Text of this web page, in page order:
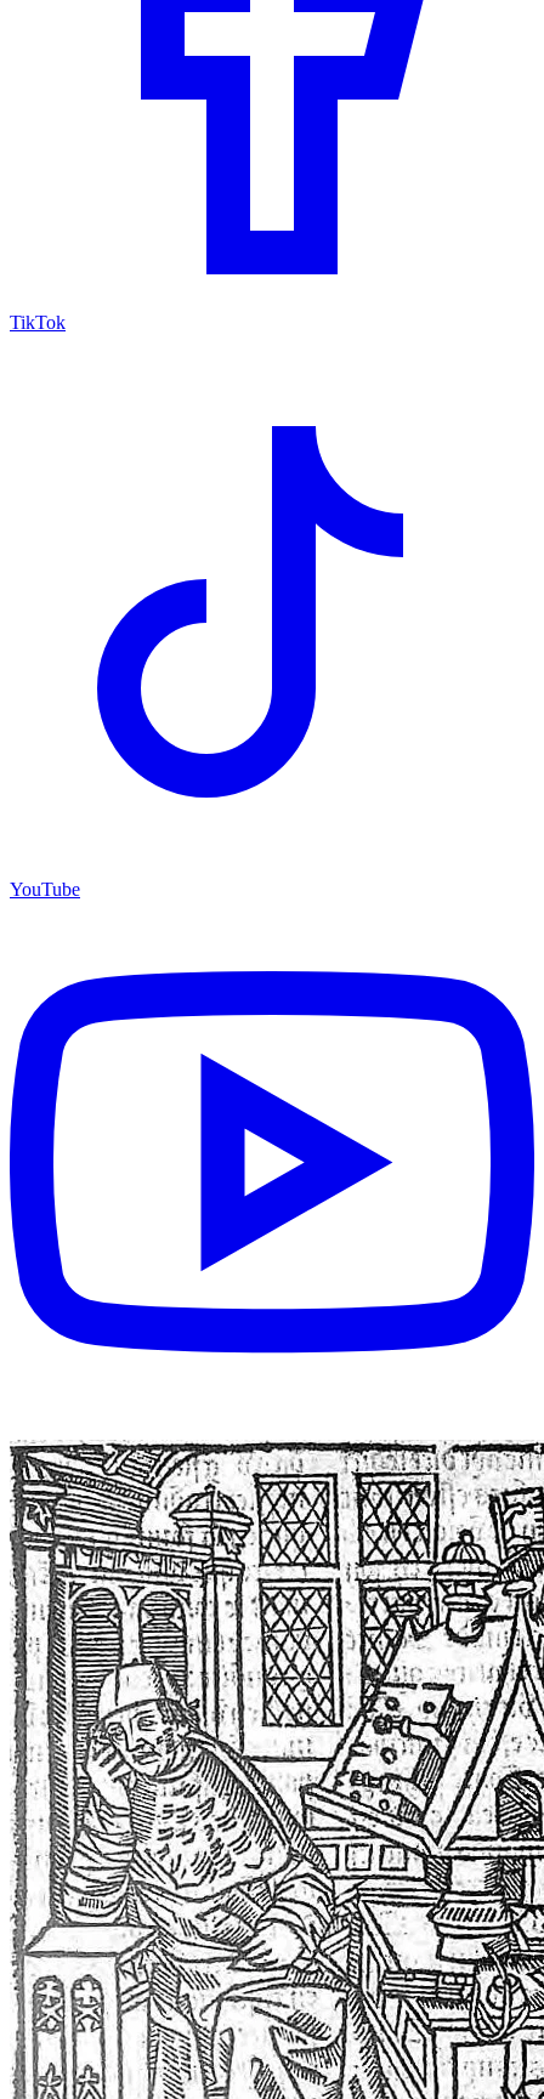
TikTok
YouTube